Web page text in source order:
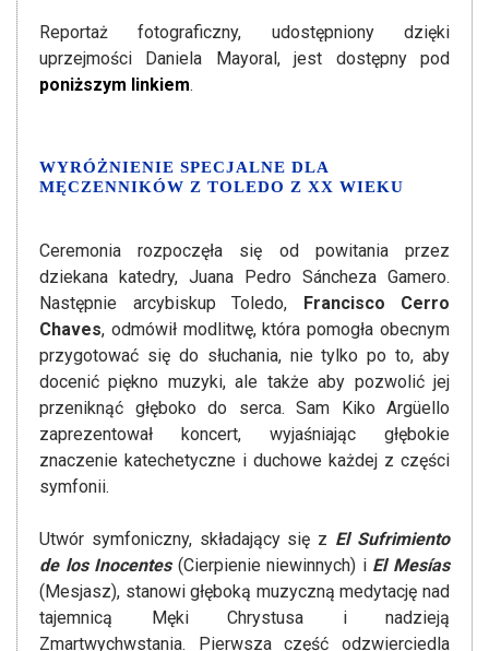
Reportaż fotograficzny, udostępniony dzięki
uprzejmości Daniela Mayoral, jest dostępny pod
poniższym linkiem.
WYRÓŻNIENIE SPECJALNE DLA
MĘCZENNIKÓW Z TOLEDO Z XX WIEKU
Ceremonia rozpoczęła się od powitania przez
dziekana katedry, Juana Pedro Sáncheza Gamero.
Następnie arcybiskup Toledo, Francisco Cerro
Chaves, odmówił modlitwę, która pomogła obecnym
przygotować się do słuchania, nie tylko po to, aby
docenić piękno muzyki, ale także aby pozwolić jej
przeniknąć głęboko do serca. Sam Kiko Argüello
zaprezentował koncert, wyjaśniając głębokie
znaczenie katechetyczne i duchowe każdej z części
symfonii.
Utwór symfoniczny, składający się z El Sufrimiento
de los Inocentes(Cierpienie niewinnych) i El Mesías
(Mesjasz), stanowi głęboką muzyczną medytację nad
tajemnicą Męki Chrystusa i nadzieją
Zmartwychwstania. Pierwsza część odzwierciedla